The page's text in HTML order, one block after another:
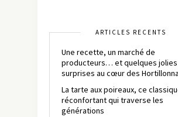
ARTICLES RÉCENTS
Une recette, un marché de
producteurs… et quelques jolies
surprises au cœur des
La tarte aux poireaux, ce
réconfortant qui traverse les
générations